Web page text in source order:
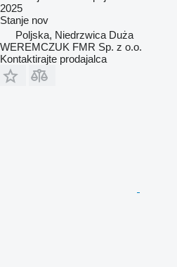
2025
Stanje nov
Poljska, Niedrzwica Duża
WEREMCZUK FMR Sp. z o.o.
Kontaktirajte prodajalca